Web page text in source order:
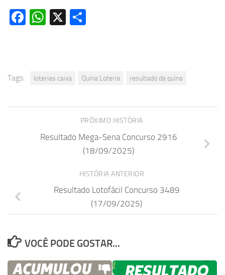
Facebook
WhatsApp
X
Tags: loterias caixa Quina Loteria resultado da quina
PRÓXIMO HISTÓRIA
Resultado Mega-Sena Concurso 2916
(18/09/2025)
HISTÓRIA ANTERIOR
Resultado Lotofácil Concurso 3489
(17/09/2025)
VOCÊ PODE GOSTAR...